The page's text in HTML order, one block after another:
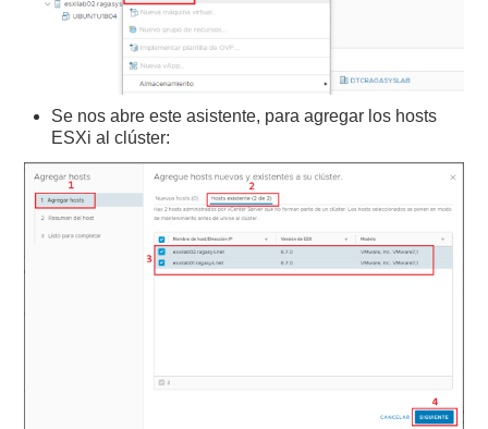
Se nos abre este asistente, para agregar los hosts
ESXi al clúster: